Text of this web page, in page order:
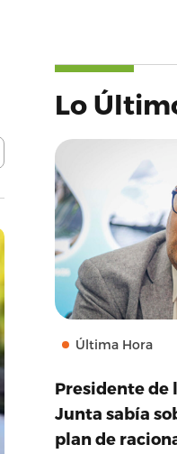
Lo
Última Hora
Presidente de
Junta sabía
plan de